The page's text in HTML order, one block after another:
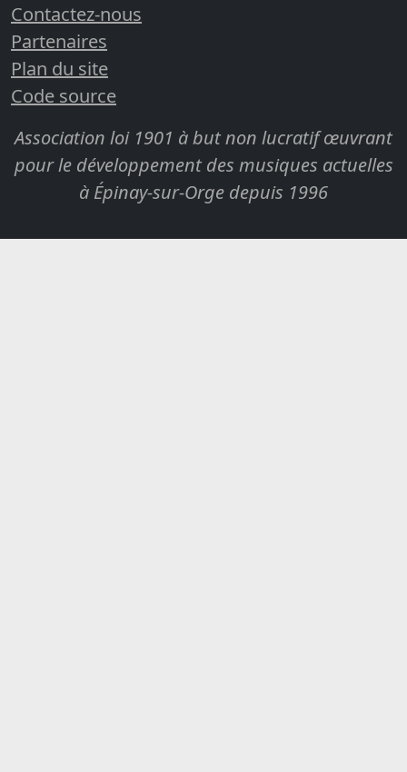
Contactez-nous
Partenaires
Plan du site
Code source
Association loi 1901 à but non lucratif œuvrant
pour le développement des musiques actuelles
à Épinay-sur-Orge depuis 1996